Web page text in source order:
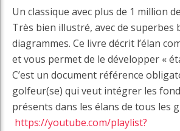
Un classique avec plus de 1 million
Très bien illustré, avec de superbes
diagrammes. Ce livre décrit l’élan
et vous permet de le développer «
C’est un document référence
golfeur(se) qui veut intégrer les
présents dans les élans de tous les
https://youtube.com/playlist?